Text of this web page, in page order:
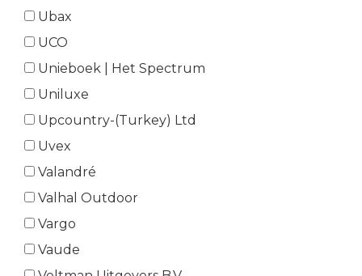
Ubax
UCO
Unieboek | Het Spectrum
Uniluxe
Upcountry-(Turkey) Ltd
Uvex
Valandré
Valhal Outdoor
Vargo
Vaude